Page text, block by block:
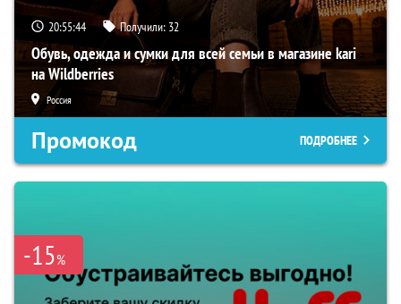
20:55:44 Получили: 32
Обувь, одежда и сумки для всей семьи в магазине kari
на Wildberries
Россия
Промокод ПОДРОБНЕЕ
-15%